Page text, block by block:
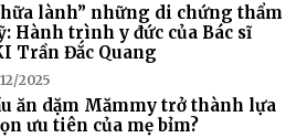
lành” những di chứng thẩm
Hành trình y đức của Bác sĩ
Trần Đắc Quang
2025
ăn dặm Mămmy trở thành lựa
ưu tiên của mẹ bỉm?